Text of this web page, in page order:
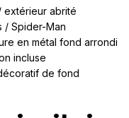
extérieur abrité
/ Spider-Man
en métal fond arrondi
incluse
de fond